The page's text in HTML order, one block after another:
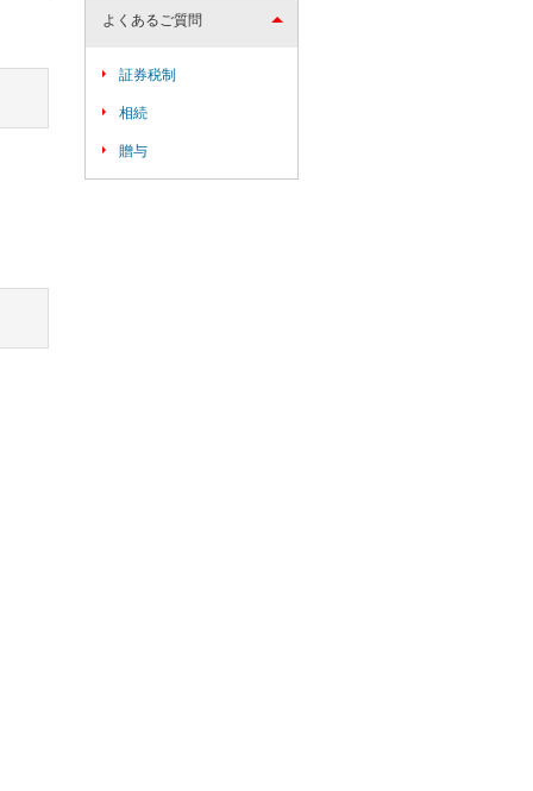
よくあるご質問
証券税制
相続
贈与